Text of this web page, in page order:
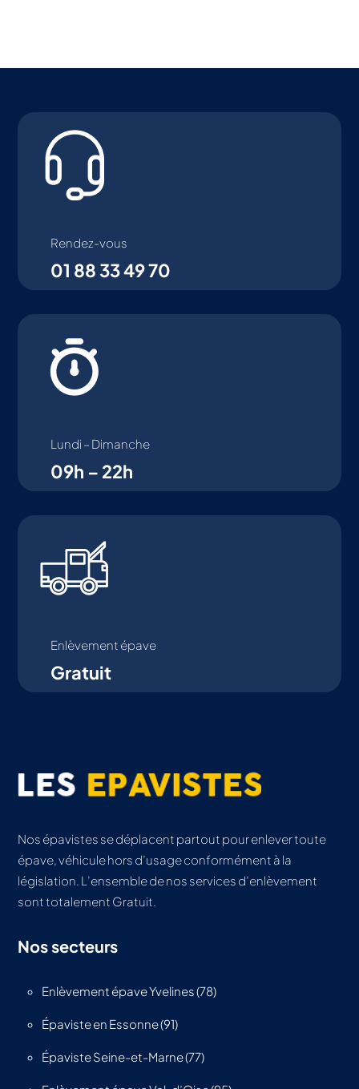
Rendez-vous
01 88 33 49 70
Lundi – Dimanche
09h – 22h
Enlèvement épave
Gratuit
Nos épavistes se déplacent partout pour enlever toute
épave, véhicule hors d’usage conformément à la
législation. L’ensemble de nos services d’enlèvement
sont totalement Gratuit.
Nos secteurs
Enlèvement épave Yvelines (78)
Épaviste en Essonne (91)
Épaviste Seine-et-Marne (77)